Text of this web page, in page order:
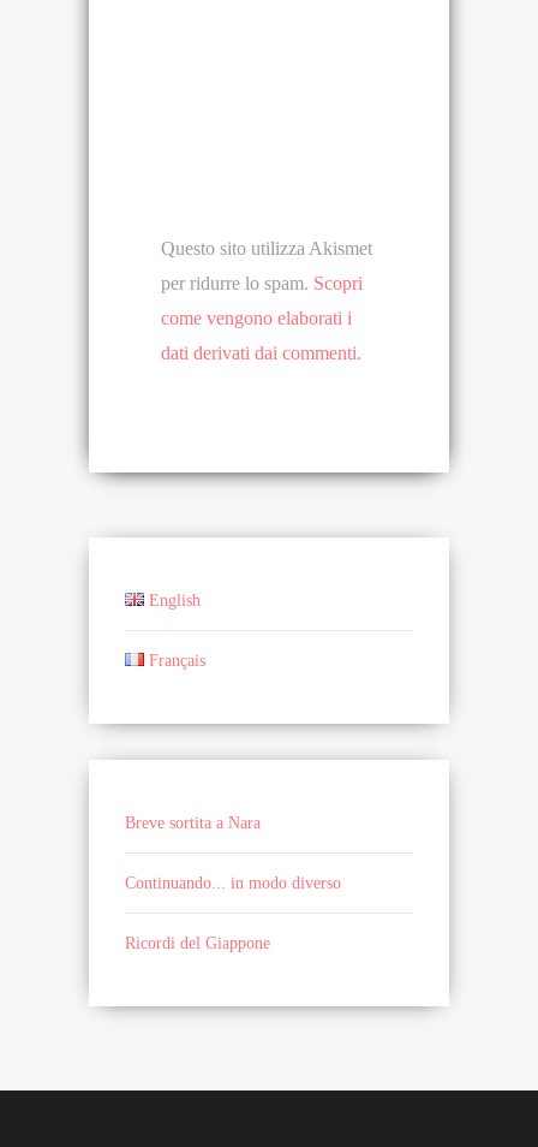
Questo sito utilizza Akismet
per ridurre lo spam. Scopri
come vengono elaborati i
dati derivati dai commenti.
English
Français
Breve sortita a Nara
Continuando... in modo diverso
Ricordi del Giappone